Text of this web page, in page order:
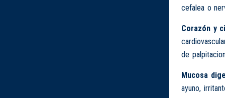
cefalea o
Corazón y
de
Mucosa
ayuno,